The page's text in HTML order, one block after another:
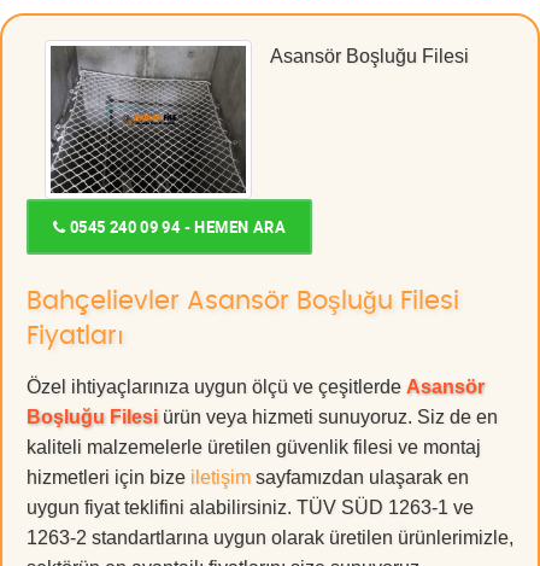
Asansör Boşluğu Filesi
0545 240 09 94 - HEMEN ARA
Bahçelievler Asansör Boşluğu Filesi
Fiyatları
Özel ihtiyaçlarınıza uygun ölçü ve çeşitlerde Asansör
Boşluğu Filesi ürün veya hizmeti sunuyoruz. Siz de en
kaliteli malzemelerle üretilen güvenlik filesi ve montaj
hizmetleri için bize iletişim sayfamızdan ulaşarak en
uygun fiyat teklifini alabilirsiniz. TÜV SÜD 1263-1 ve
1263-2 standartlarına uygun olarak üretilen ürünlerimizle,